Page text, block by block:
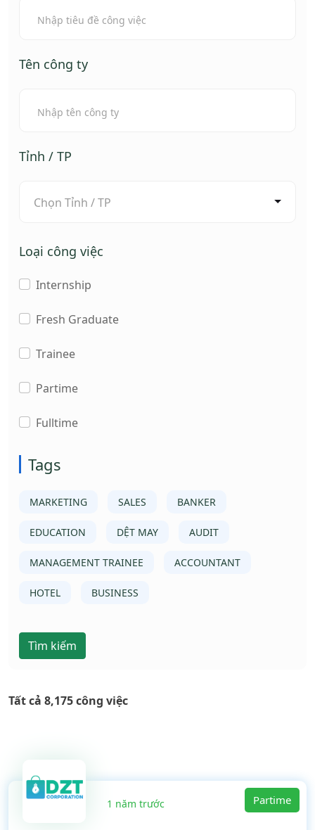
Tên công ty
Tỉnh / TP
Chọn Tỉnh / TP
Loại công việc
Internship
Fresh Graduate
Trainee
Partime
Fulltime
Tags
MARKETING SALES BANKER
EDUCATION DỆT MAY AUDIT
MANAGEMENT TRAINEE ACCOUNTANT
HOTEL BUSINESS
Tìm kiếm
Tất cả 8,175 công việc
1 năm trước Partime